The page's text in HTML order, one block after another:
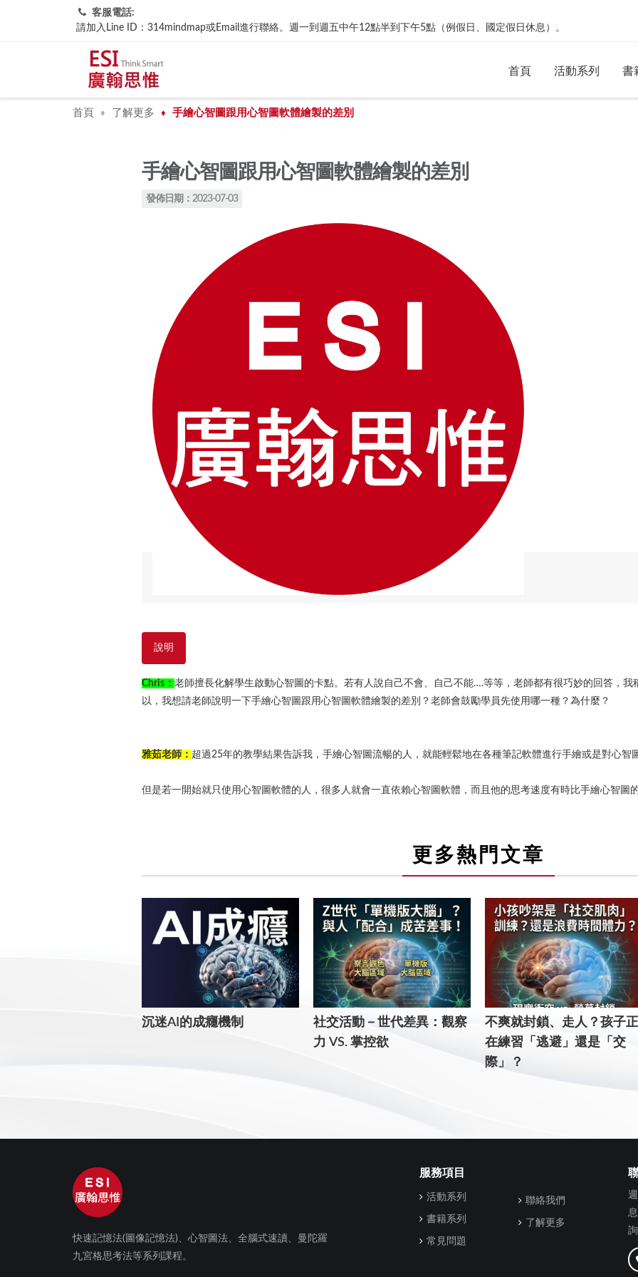
客服電話:
請加入Line ID：314mindmap或Email進行聯絡。週一到週五中午12點半到下午5點（例假日、國定假日休息）。
首頁 活動系列 書
首頁 ♦ 了解更多 ♦ 手繪心智圖跟用心智圖軟體繪製的差別
手繪心智圖跟用心智圖軟體繪製的差別
發佈日期：2023-07-03
說明
Chris：老師擅長化解學生啟動心智圖的卡點。若有人說自己不會、自己不能….等等，老師都有很巧妙的回答，
以，我想請老師說明一下手繪心智圖跟用心智圖軟體繪製的差別？老師會鼓勵學員先使用哪一種？為什麼？
雅茹老師： 超過25年的教學結果告訴我，手繪心智圖流暢的人，就能輕鬆地在各種筆記軟體進行手繪或是對心智
但是若一開始就只使用心智圖軟體的人，很多人就會一直依賴心智圖軟體，而且他的思考速度有時比手繪心智圖
更多熱門文章
沉迷AI的成癮機制
社交活動－世代差異：觀察
力 VS. 掌控欲
不爽就封鎖、走人？孩子
在練習「逃避」還是「交
際」？
快速記憶法(圖像記憶法)、心智圖法、全腦式速讀、曼陀羅
九宮格思考法等系列課程。
服務項目
活動系列
書籍系列
常見問題
聯絡我們
了解更多